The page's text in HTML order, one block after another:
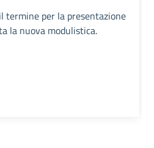
termine per la presentazione
la nuova modulistica.